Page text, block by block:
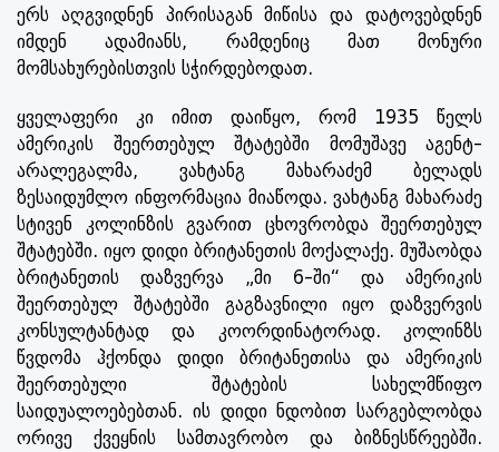
ერს აღგვიდნენ პირისაგან მიწისა და დატოვებდნენ
იმდენ ადამიანს, რამდენიც მათ მონური
მომსახურებისთვის სჭირდებოდათ.
ყველაფერი კი იმით დაიწყო, რომ 1935 წელს
ამერიკის შეერთებულ შტატებში მომუშავე აგენტ-
არალეგალმა, ვახტანგ მახარაძემ ბელადს
ზესაიდუმლო ინფორმაცია მიაწოდა. ვახტანგ მახარაძე
სტივენ კოლინზის გვარით ცხოვრობდა შეერთებულ
შტატებში. იყო დიდი ბრიტანეთის მოქალაქე. მუშაობდა
ბრიტანეთის დაზვერვა „მი 6-ში“ და ამერიკის
შეერთებულ შტატებში გაგზავნილი იყო დაზვერვის
კონსულტანტად და კოორდინატორად. კოლინზს
წვდომა ჰქონდა დიდი ბრიტანეთისა და ამერიკის
შეერთებული შტატების სახელმწიფო
საიდუალოებებთან. ის დიდი ნდობით სარგებლობდა
ორივე ქვეყნის სამთავრობო და ბიზნესწრეებში.